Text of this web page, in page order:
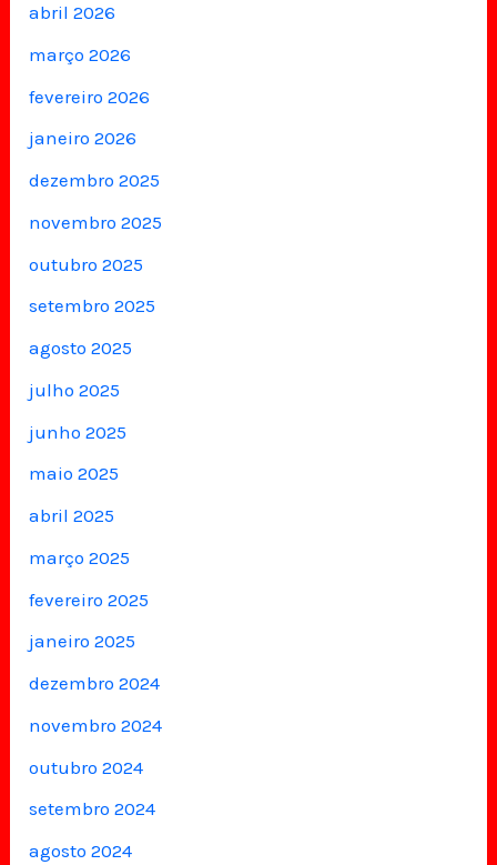
abril 2026
março 2026
fevereiro 2026
janeiro 2026
dezembro 2025
novembro 2025
outubro 2025
setembro 2025
agosto 2025
julho 2025
junho 2025
maio 2025
abril 2025
março 2025
fevereiro 2025
janeiro 2025
dezembro 2024
novembro 2024
outubro 2024
setembro 2024
agosto 2024